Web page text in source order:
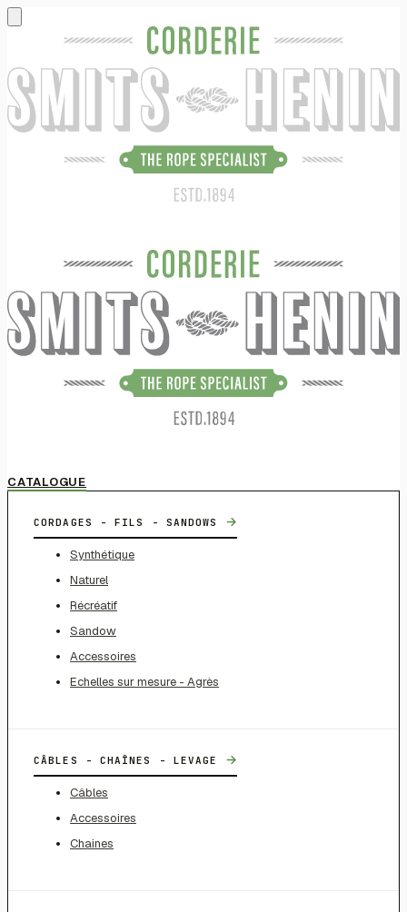
CATALOGUE
CORDAGES - FILS - SANDOWS →
Synthétique
Naturel
Récréatif
Sandow
Accessoires
Echelles sur mesure - Agrès
CÂBLES - CHAÎNES - LEVAGE →
Câbles
Accessoires
Chaines